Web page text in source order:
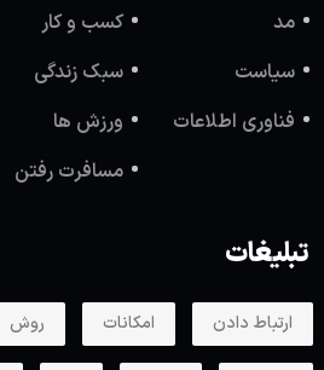
کسب و کار
مد
سبک زندگی
سیاست
ورزش ها
فناوری اطلاعات
مسافرت رفتن
تبلیغات
ارتباط دادن امکانات روش